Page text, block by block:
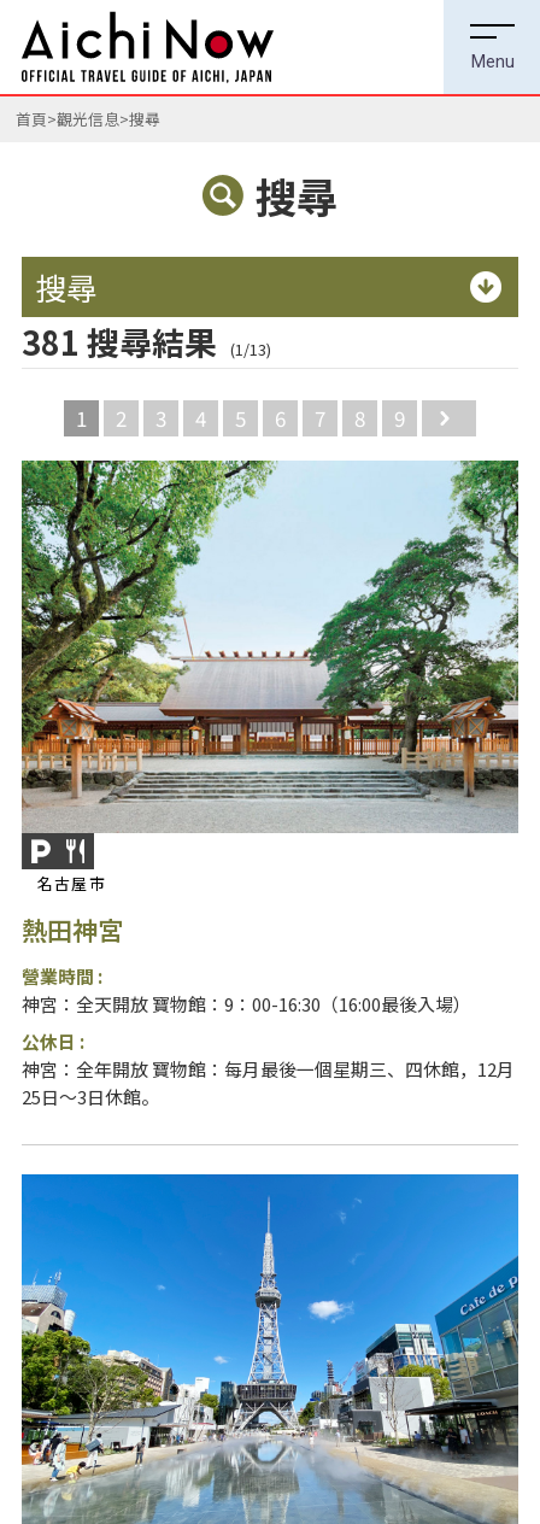
首頁 觀光信息 搜尋
搜尋
搜尋
381 搜尋結果 (1/13)
1 2 3 4 5 6 7 8 9
名古屋市
熱田神宮
營業時間 :
神宮：全天開放 寶物館：9：00-16:30（16:00最後入場）
公休日 :
神宮：全年開放 寶物館：每月最後一個星期三、四休館，12月
25日～3日休館。